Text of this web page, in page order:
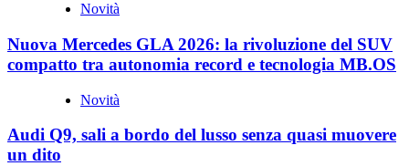
Novità
Nuova Mercedes GLA 2026: la rivoluzione del SUV
compatto tra autonomia record e tecnologia MB.OS
Novità
Audi Q9, sali a bordo del lusso senza quasi muovere
un dito